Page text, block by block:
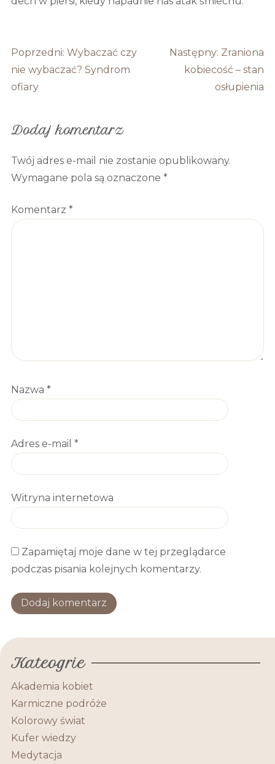
wpisu
Poprzedni: Wybaczać czy
nie wybaczać? Syndrom
ofiary
Następny: Zraniona
kobiecość – stan
osłupienia
Dodaj komentarz
Twój adres e-mail nie zostanie opublikowany.
Wymagane pola są oznaczone *
Komentarz *
Nazwa *
Adres e-mail *
Witryna internetowa
Zapamiętaj moje dane w tej przeglądarce
podczas pisania kolejnych komentarzy.
Kateogrie
Akademia kobiet
Karmiczne podróże
Kolorowy świat
Kufer wiedzy
Medytacja